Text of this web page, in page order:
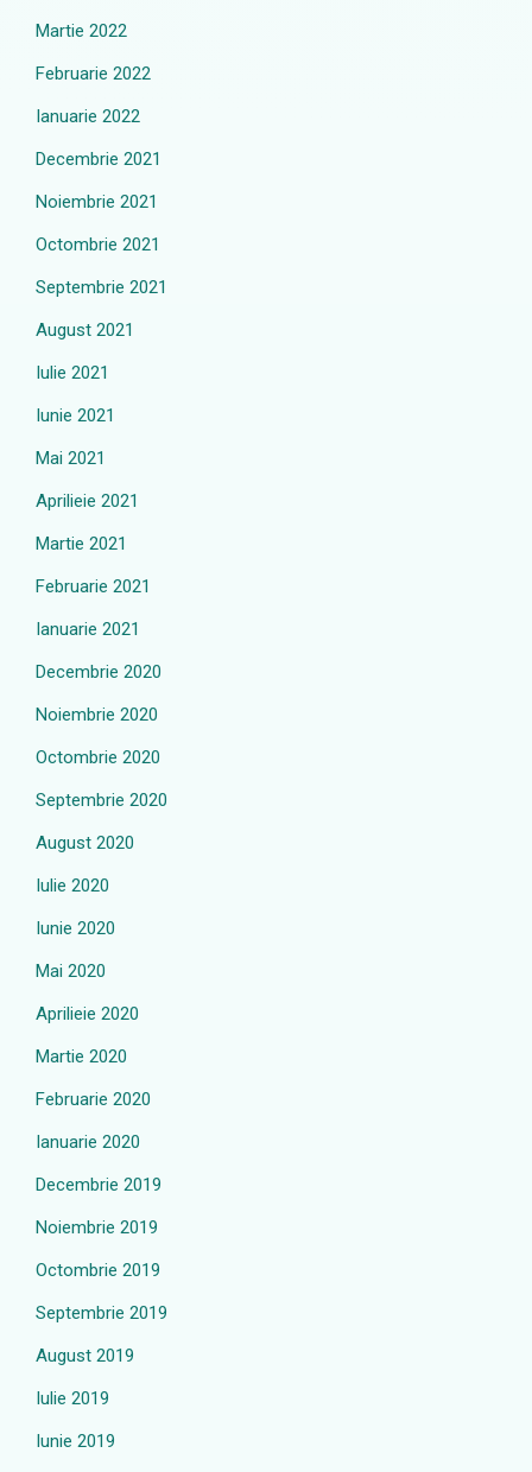
Martie 2022
Februarie 2022
Ianuarie 2022
Decembrie 2021
Noiembrie 2021
Octombrie 2021
Septembrie 2021
August 2021
Iulie 2021
Iunie 2021
Mai 2021
Aprilieie 2021
Martie 2021
Februarie 2021
Ianuarie 2021
Decembrie 2020
Noiembrie 2020
Octombrie 2020
Septembrie 2020
August 2020
Iulie 2020
Iunie 2020
Mai 2020
Aprilieie 2020
Martie 2020
Februarie 2020
Ianuarie 2020
Decembrie 2019
Noiembrie 2019
Octombrie 2019
Septembrie 2019
August 2019
Iulie 2019
Iunie 2019